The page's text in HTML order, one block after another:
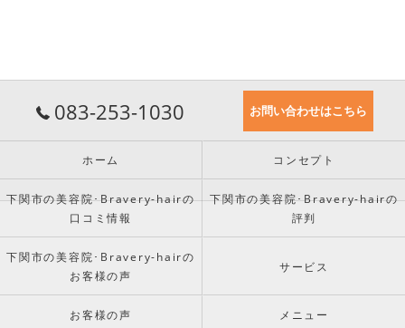
083-253-1030 お問い合わせはこちら
ホーム コンセプト
下関市の美容院･Bravery-hairの
口コミ情報
下関市の美容院･Bravery-hairの
評判
下関市の美容院･Bravery-hairの
お客様の声
サービス
お客様の声 メニュー